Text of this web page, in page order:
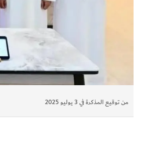
من توقيع المذكرة في 3 يوليو 2025